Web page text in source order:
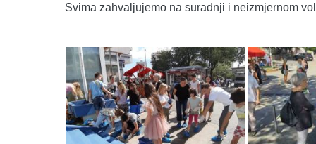
Svima zahvaljujemo na suradnji i neizmjernom